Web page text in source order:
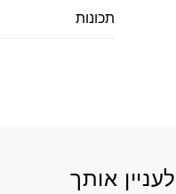
תכונות
אותך